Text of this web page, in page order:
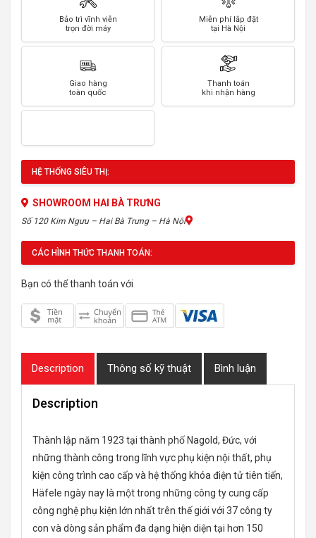
Bảo trì vĩnh viễn
trọn đời máy
Miễn phí lắp đặt
tại Hà Nội
Giao hàng
toàn quốc
Thanh toán
khi nhận hàng
HỆ THỐNG SIÊU THỊ:
SHOWROOM HAI BÀ TRƯNG
Số 120 Kim Ngưu – Hai Bà Trưng – Hà Nội
CÁC HÌNH THỨC THANH TOÁN:
Bạn có thể thanh toán với
Description Thông số kỹ thuật Bình luận
Description
Thành lập năm 1923 tại thành phố Nagold, Đức, với
những thành công trong lĩnh vực phụ kiện nội thất, phụ
kiện công trình cao cấp và hệ thống khóa điện tử tiên tiến,
Häfele ngày nay là một trong những công ty cung cấp
công nghệ phụ kiện lớn nhất trên thế giới với 37 công ty
con và dòng sản phẩm đa dạng hiện diện tại hơn 150